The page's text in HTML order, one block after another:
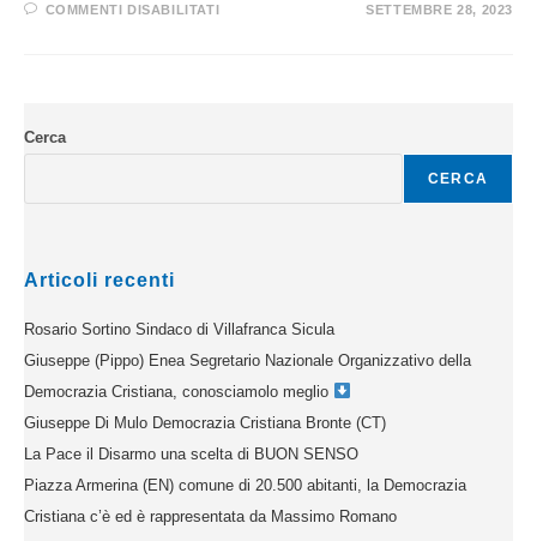
COMMENTI DISABILITATI SETTEMBRE 28, 2023
Cerca
CERCA
Articoli recenti
Rosario Sortino Sindaco di Villafranca Sicula
Giuseppe (Pippo) Enea Segretario Nazionale Organizzativo della
Democrazia Cristiana, conosciamolo meglio
Giuseppe Di Mulo Democrazia Cristiana Bronte (CT)
La Pace il Disarmo una scelta di BUON SENSO
Piazza Armerina (EN) comune di 20.500 abitanti, la Democrazia
Cristiana c’è ed è rappresentata da Massimo Romano